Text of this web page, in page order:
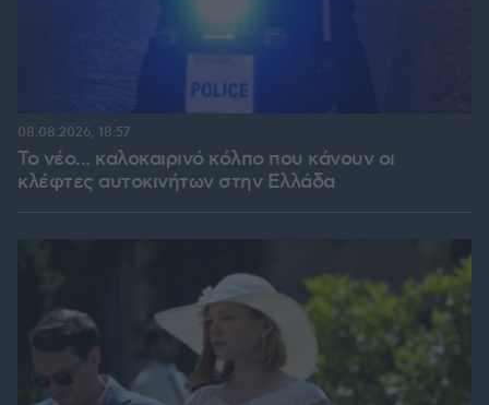
Το νέο... καλοκαιρινό κόλπο που κάνουν οι
κλέφτες αυτοκινήτων στην Ελλάδα
08.08.2026, 18:57